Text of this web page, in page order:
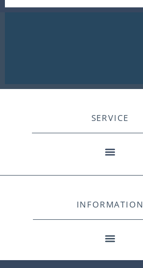
SERVICE
INFORMATION